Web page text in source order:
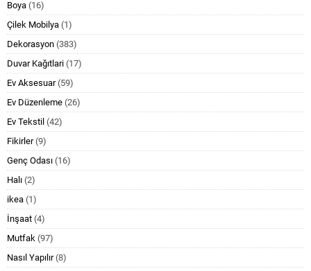
Boya (16)
Çilek Mobilya (1)
Dekorasyon (383)
Duvar Kağıtlari (17)
Ev Aksesuar(59)
Ev Düzenleme (26)
Ev Tekstil (42)
Fikirler(9)
Genç Odası (16)
Halı (2)
ikea (1)
İnşaat (4)
Mutfak (97)
Nasıl Yapılır(8)